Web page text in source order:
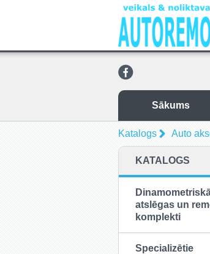
Sākums
Katalogs Auto
KATALOGS
atslēgas un
komplekti
Specializētie